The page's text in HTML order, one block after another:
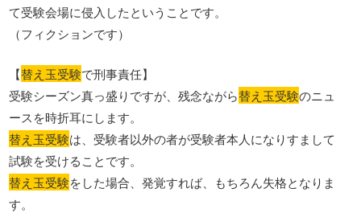
て受験会場に侵入したということです。
（フィクションです）
【替え玉受験で刑事責任】
受験シーズン真っ盛りですが、残念ながら替え玉受験のニュ
ースを時折耳にします。
替え玉受験は、受験者以外の者が受験者本人になりすまして
試験を受けることです。
替え玉受験をした場合、発覚すれば、もちろん失格となりま
す。